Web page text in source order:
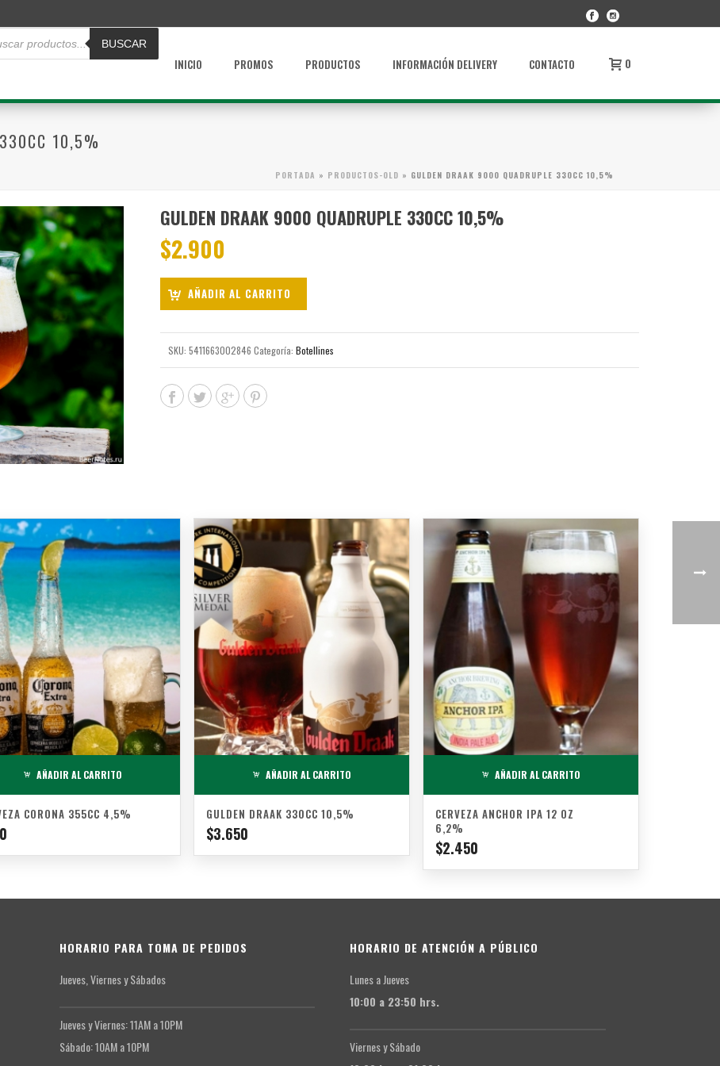
BUSCAR
INICIO PROMOS PRODUCTOS INFORMACIÓN DELIVERY CONTACTO 0
10,5%
PORTADA » PRODUCTOS-OLD » GULDEN DRAAK 9000 QUADRUPLE 330CC 10,5%
GULDEN DRAAK 9000 QUADRUPLE 330CC 10,5%
$2.900
AÑADIR AL CARRITO
SKU: 5411663002846 Categoría: Botellines
AÑADIR AL CARRITO
CORONA 355CC 4,5%
AÑADIR AL CARRITO
GULDEN DRAAK 330CC 10,5%
$3.650
AÑADIR AL CARRITO
CERVEZA ANCHOR IPA 12 OZ
6,2%
$2.450
HORARIO PARA TOMA DE PEDIDOS
Jueves, Viernes y Sábados
Jueves y Viernes: 11AM a 10PM
Sábado: 10AM a 10PM
HORARIO DE ATENCIÓN A PÚBLICO
Lunes a Jueves
10:00 a 23:50 hrs.
Viernes y Sábado